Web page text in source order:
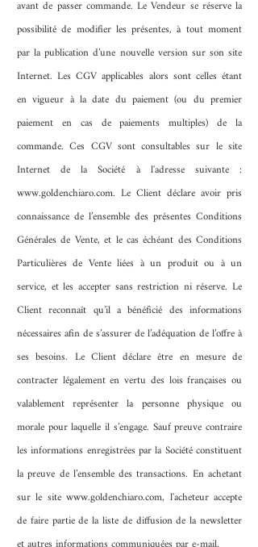
avant de passer commande. Le Vendeur se réserve la
possibilité de modifier les présentes, à tout moment
par la publication d’une nouvelle version sur son site
Internet. Les CGV applicables alors sont celles étant
en vigueur à la date du paiement (ou du premier
paiement en cas de paiements multiples) de la
commande. Ces CGV sont consultables sur le site
Internet de la Société à l'adresse suivante :
www.goldenchiaro.com. Le Client déclare avoir pris
connaissance de l’ensemble des présentes Conditions
Générales de Vente, et le cas échéant des Conditions
Particulières de Vente liées à un produit ou à un
service, et les accepter sans restriction ni réserve. Le
Client reconnaît qu’il a bénéficié des informations
nécessaires afin de s’assurer de l’adéquation de l’offre à
ses besoins. Le Client déclare être en mesure de
contracter légalement en vertu des lois françaises ou
valablement représenter la personne physique ou
morale pour laquelle il s’engage. Sauf preuve contraire
les informations enregistrées par la Société constituent
la preuve de l’ensemble des transactions. En achetant
sur le sitewww.goldenchiaro.com, l'acheteur accepte
de faire partie de la liste de diffusion de la newsletter